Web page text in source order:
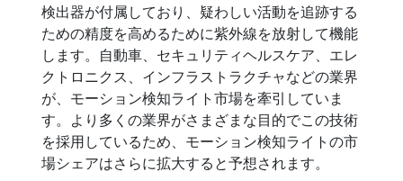
検出器が付属しており、疑わしい活動を追跡する
ための精度を高めるために紫外線を放射して機能
します。自動車、セキュリティヘルスケア、エレ
クトロニクス、インフラストラクチャなどの業界
が、モーション検知ライト市場を牽引していま
す。より多くの業界がさまざまな目的でこの技術
を採用しているため、モーション検知ライトの市
場シェアはさらに拡大すると予想されます。